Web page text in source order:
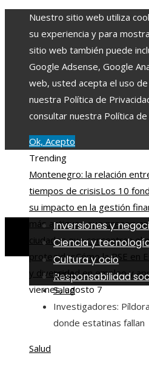
Nuestro sitio web utiliza
su experiencia y para
sitio web también puede
Google Adsense, Google
web, usted acepta el uso
nuestra Política de
consultar nuestra Política de
Ok, Acepto
Trending
Montenegro: la relación
tiempos de crisisLos 10
su impacto en la gestión
más antiguos que
ciudades que concentran el
protegidosCómo la RSE en
y diversidad en empleo y
viernes, agosto 7
Inversiones y
Ciencia y
Cultura y ocio
Responsabilidad
Inicio
Salud
Investigadores:
donde estatinas fallan
Salud